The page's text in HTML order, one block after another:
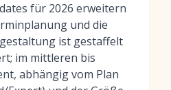
für 2026 erweitern
und die
ist gestaffelt
im mittleren bis
abhängig vom Plan